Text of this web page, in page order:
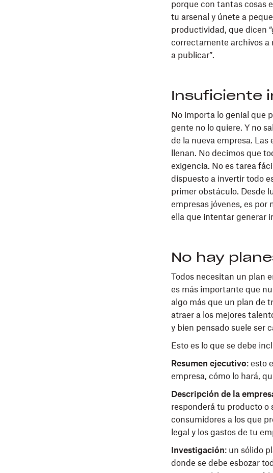
porque con tantas cosas
tu arsenal y únete a
productividad, que dicen
correctamente archivos a
a publicar”.
Insuficiente
No importa lo genial que
gente no lo quiere. Y no
de la nueva empresa.
llenan. No decimos que
exigencia. No es tarea
dispuesto a invertir todo
primer obstáculo. Desde
empresas jóvenes, es
ella que intentar generar
No hay
Todos necesitan un plan
es más importante que
algo más que un plan de
atraer a los mejores
y bien pensado suele ser
Esto es lo que se debe
Resumen ejecutivo: esto
empresa, cómo lo hará,
Descripción de la
responderá tu producto o
consumidores a los que
legal y los gastos de tu
Investigación: un sólido
donde se debe esbozar